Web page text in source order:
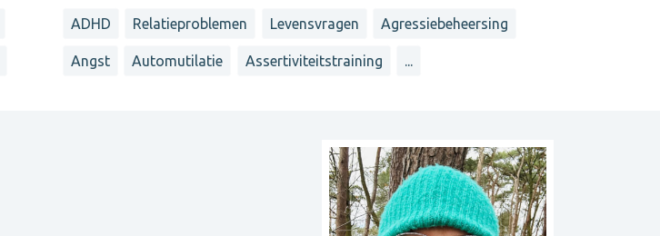
ADHD Relatieproblemen Levensvragen Agressiebeheersing
Angst Automutilatie Assertiviteitstraining ...